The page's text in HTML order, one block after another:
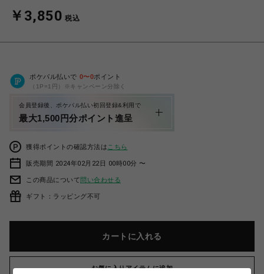
￥3,850 税込
ポケパル払いで 0〜0ポイント
（1P=1円）※キャンペーン分除く
会員登録後、ポケパル払い初回登録&利用で
最大1,500円分ポイント進呈
獲得ポイントの確認方法は こちら
販売期間 2024年02月22日 00時00分 〜
この商品について問い合わせる
ギフト：ラッピング不可
カートに入れる
お気に入りアイテムに追加